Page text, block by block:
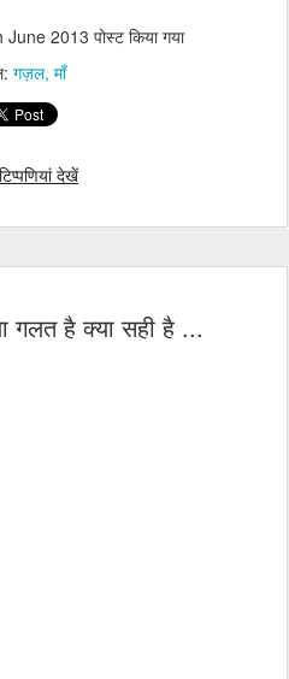
June 2013 पोस्ट किया गया
गज़ल माँ
टिप्पणियां देखें
गलत है क्या सही है ...